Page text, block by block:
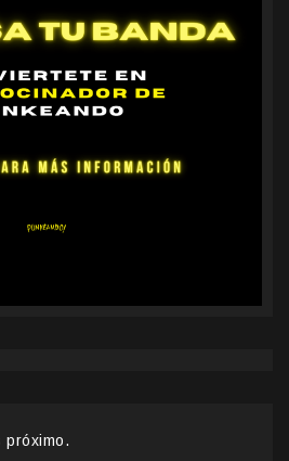
próximo.